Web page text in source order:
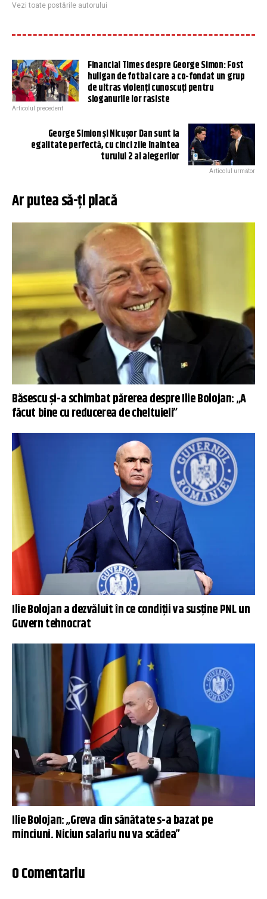
Vezi toate postările autorului
Financial Times despre George Simon: Fost
huligan de fotbal care a co-fondat un grup
de ultras violenți cunoscuți pentru
sloganurile lor rasiste
Articolul precedent
George Simion şi Nicuşor Dan sunt la
egalitate perfectă, cu cinci zile înaintea
turului 2 al alegerilor
Articolul următor
Ar putea să-ți placă
Băsescu și-a schimbat părerea despre Ilie Bolojan: „A
făcut bine cu reducerea de cheltuieli”
Ilie Bolojan a dezvăluit în ce condiții va susţine PNL un
Guvern tehnocrat
Ilie Bolojan: „Greva din sănătate s-a bazat pe
minciuni. Niciun salariu nu va scădea”
0 Comentariu